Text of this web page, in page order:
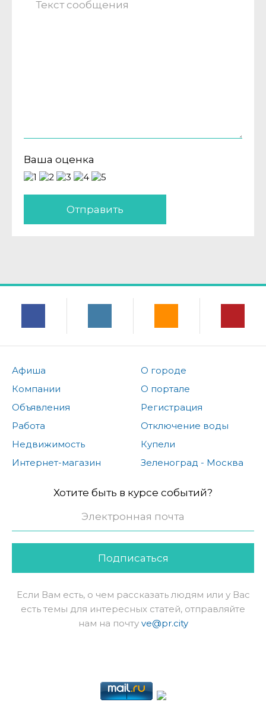
Ваша оценка
Отправить
Афиша
Компании
Объявления
Работа
Недвижимость
Интернет-магазин
О городе
О портале
Регистрация
Отключение воды
Купели
Зеленоград - Москва
Хотите быть в курсе событий?
Подписаться
Если Вам есть, о чем рассказать людям или у Вас
есть темы для интересных статей, отправляйте
нам на почту ve@pr.city